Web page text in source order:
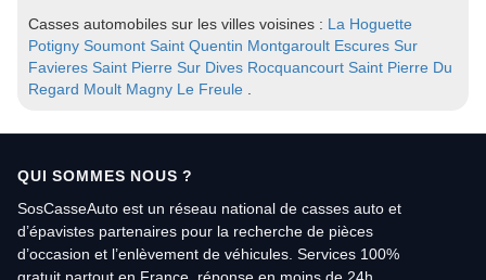
Casses automobiles sur les villes voisines : La Hoguette
Potigny Soumont Saint Quentin Montgaroult Escures Sur
Favieres Saint Pierre Sur Dives Rocquancourt Saint Pierre Du
Regard Moult Magny Le Freule
QUI SOMMES NOUS ?
SosCasseAuto est un réseau national de casses auto et
d’épavistes partenaires pour la recherche de pièces
d’occasion et l’enlèvement de véhicules. Services 100%